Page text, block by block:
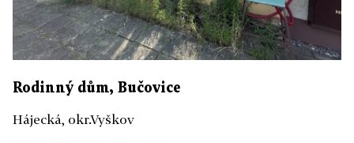
Rodinný dům, Bučovice
Hájecká, okr.Vyškov